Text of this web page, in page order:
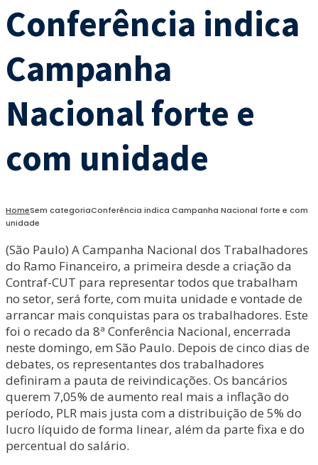
Conferência indica
Campanha
Nacional forte e
com unidade
HomeSem categoriaConferência indica Campanha Nacional forte e com
unidade
(São Paulo) A Campanha Nacional dos Trabalhadores
do Ramo Financeiro, a primeira desde a criação da
Contraf-CUT para representar todos que trabalham
no setor, será forte, com muita unidade e vontade de
arrancar mais conquistas para os trabalhadores. Este
foi o recado da 8ª Conferência Nacional, encerrada
neste domingo, em São Paulo. Depois de cinco dias de
debates, os representantes dos trabalhadores
definiram a pauta de reivindicações. Os bancários
querem 7,05% de aumento real mais a inflação do
período, PLR mais justa com a distribuição de 5% do
lucro líquido de forma linear, além da parte fixa e do
percentual do salário.